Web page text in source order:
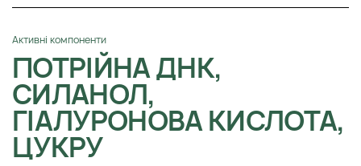
Активні компоненти
ПОТРІЙНА ДНК,
СИЛАНОЛ,
ГІАЛУРОНОВА КИСЛОТА,
ЦУКРУ